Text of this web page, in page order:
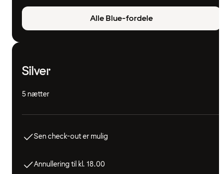
Alle Blue-fordele
Silver
5 nætter
Sen check-out er mulig
Annullering til kl. 18.00